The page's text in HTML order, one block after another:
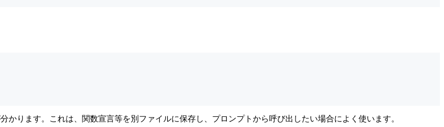
かります。これは、関数宣言等を別ファイルに保存し、プロンプトから呼び出したい場合によく使います。